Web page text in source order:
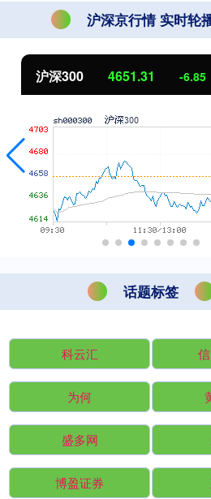
沪深京行情 实时轮
沪深300 4651.31 -6.85 -
话题标签
科云汇
为何
盛多网
博盈证券